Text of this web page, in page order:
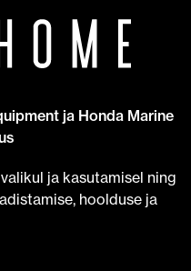
ja Honda Marine
ja kasutamisel ning
hoolduse ja